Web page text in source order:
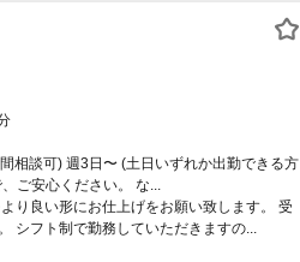
相談可) 週3日〜 (土日いずれか出勤できる方
ご安心ください。 な...
り良い形にお仕上げをお願い致します。 受
シフト制で勤務していただきますの...